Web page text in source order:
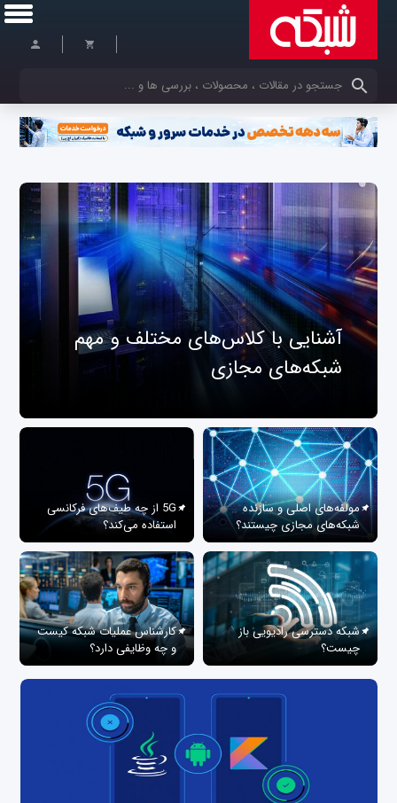
کلمات کلیدی خود را وارد کنید
آشنایی با کلاس‌های مختلف و مهم
شبکه‌های مجازی
مولفه‌های اصلی و سازنده
شبکه‌های مجازی چیستند؟
5G از چه طیف‌های فرکانسی
استفاده می‌کند؟
شبکه دسترسی رادیویی باز
چیست؟
کارشناس عملیات شبکه کیست
و چه وظایفی دارد؟